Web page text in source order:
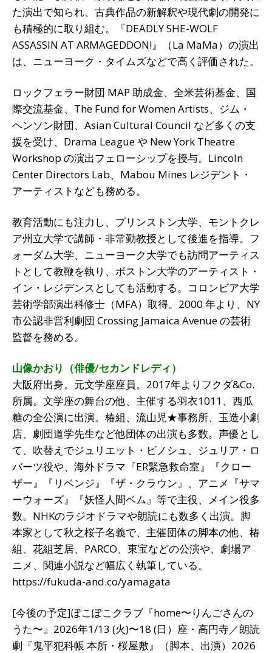
た演出で知られ、古典作品の新解釈や現代劇の開発に
も積極的に取り組む。『DEADLY SHE-WOLF
ASSASSIN AT ARMAGEDDON!』（La MaMa）の演出
は、ニューヨーク・タイムズなどで高く評価された。
ロックフェラー財団 MAP 助成金、全米芸術基金、国
際交流基金、The Fund for Women Artists、ジム・
ヘンソン財団、Asian Cultural Council など多くの支
援を受け、Drama League や New York Theatre
Workshop の演出フェローシップを授与。Lincoln
Center Directors Lab、Mabou Mines レジデント・
アーティストなども務める。
教育活動にも注力し、プリンストン大学、モントクレ
ア州立大学で講師・非常勤教授として後進を指導。フ
ォーダム大学、ニューヨーク大学でも訪問アーティス
トとして教鞭を執り、ボストン大学のアーティスト・
イン・レジデンスとしても活動する。コロンビア大学
芸術学部演出科修士（MFA）取得。2000 年より、NY
市公認非営利劇団 Crossing Jamaica Avenue の芸術
監督を務める。
山像かおり（俳優/セカンドレディ）
大阪府出身。元文学座座員。2017年よりフクダ&Co.
所属。文学座の舞台の他、主催する羽衣1011、西瓜
糖の全公演に出演。椿組、流山児★事務所、玉造小劇
店、劇団道学先生など他団体の出演も多数。声優とし
て、吹替えでジュリエット・ビノシュ、ジュリア・ロ
バーツ役や、海外ドラマ『ER緊急救命室』『クロー
ザー』『リベンジ』『ザ・クラウン』、アニメ『サマ
ーウォーズ』『妖怪人間ベム』等で主役、メイン役多
数。NHKのラジオドラマや朗読にも数多く出演。脚
本家として秋之桜子名義で、主催団体の脚本の他、椿
組、花組芝居、PARCO、東宝などの公演や、劇場ア
ニメ、関連小説など幅広く執筆している。
https://fukuda-and.co/yamagata
[今後の予定]ぽこぽこクラブ『home〜りんごさんの
うた〜』2026年1/13 (火)〜18 (日）座・高円寺／朗読
劇『鬼平犯科帳 本所・桜屋敷』（脚本、出演）2026